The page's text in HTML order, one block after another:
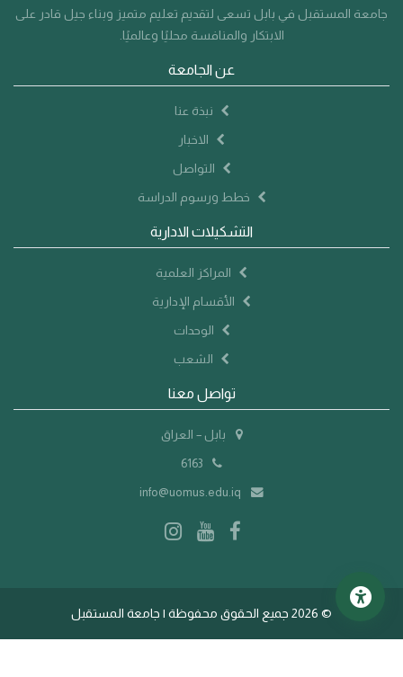
جامعة المستقبل في بابل تسعى لتقديم تعليم متميز وبناء جيل قادر على
الابتكار والمنافسة محليًا وعالميًا.
عن الجامعة
نبذة عنا
الاخبار
التواصل
خطط ورسوم الدراسة
التشكيلات الادارية
المراكز العلمية
الأقسام الإدارية
الوحدات
الشعب
تواصل معنا
بابل – العراق
info@uomus.edu.iq
© 2026 جميع الحقوق محفوظة | جامعة المستقبل